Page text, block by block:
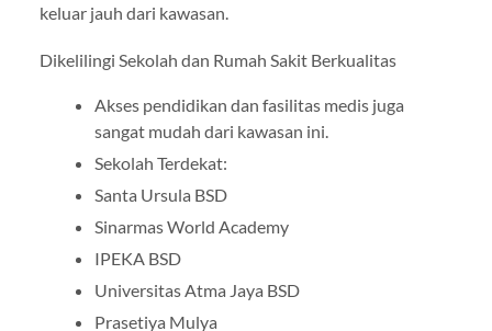
keluar jauh dari kawasan.
Dikelilingi Sekolah dan Rumah Sakit Berkualitas
Akses pendidikan dan fasilitas medis juga
sangat mudah dari kawasan ini.
Sekolah Terdekat:
Santa Ursula BSD
Sinarmas World Academy
IPEKA BSD
Universitas Atma Jaya BSD
Prasetiya Mulya